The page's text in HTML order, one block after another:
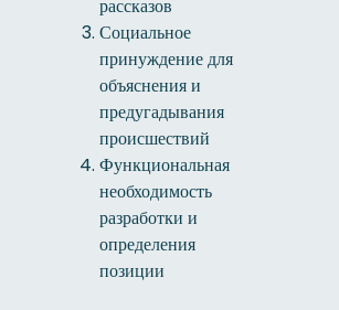
рассказов
Социальное
принуждение для
объяснения и
предугадывания
происшествий
Функциональная
необходимость
разработки и
определения
позиции